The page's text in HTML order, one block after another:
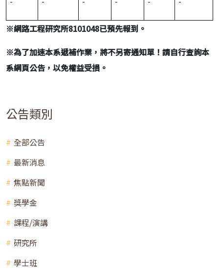
※網路工程研究所8101048已預先報到。
※為了加速本系遞補作業，將不另寄通知單！請自行查詢本
系網頁公告，以免權益受損。
公告類別
全部公告
最新消息
焦點新聞
獎學金
課程/演講
研究所
學士班